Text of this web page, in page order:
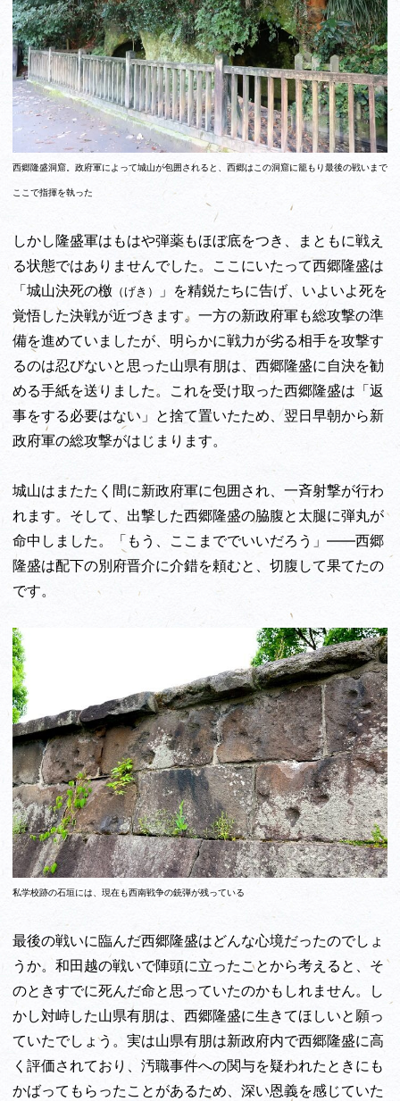
西郷隆盛洞窟。政府軍によって城山が包囲されると、西郷はこの洞窟に籠もり最後の戦いまで
ここで指揮を執った
しかし隆盛軍はもはや弾薬もほぼ底をつき、まともに戦え
る状態ではありませんでした。ここにいたって西郷隆盛は
「城山決死の檄 （げき）
」を精鋭たちに告げ、いよいよ死を
覚悟した決戦が近づきます。一方の新政府軍も総攻撃の準
備を進めていましたが、明らかに戦力が劣る相手を攻撃す
るのは忍びないと思った山県有朋は、西郷隆盛に自決を勧
める手紙を送りました。これを受け取った西郷隆盛は「返
事をする必要はない」と捨て置いたため、翌日早朝から新
政府軍の総攻撃がはじまります。
城山はまたたく間に新政府軍に包囲され、一斉射撃が行わ
れます。そして、出撃した西郷隆盛の脇腹と太腿に弾丸が
命中しました。「もう、ここまででいいだろう」――西郷
隆盛は配下の別府晋介に介錯を頼むと、切腹して果てたの
です。
私学校跡の石垣には、現在も西南戦争の銃弾が残っている
最後の戦いに臨んだ西郷隆盛はどんな心境だったのでしょ
うか。和田越の戦いで陣頭に立ったことから考えると、そ
のときすでに死んだ命と思っていたのかもしれません。し
かし対峙した山県有朋は、西郷隆盛に生きてほしいと願っ
ていたでしょう。実は山県有朋は新政府内で西郷隆盛に高
く評価されており、汚職事件への関与を疑われたときにも
かばってもらったことがあるため、深い恩義を感じていた